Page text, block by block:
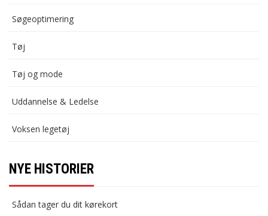
Søgeoptimering
Tøj
Tøj og mode
Uddannelse & Ledelse
Voksen legetøj
NYE HISTORIER
Sådan tager du dit kørekort